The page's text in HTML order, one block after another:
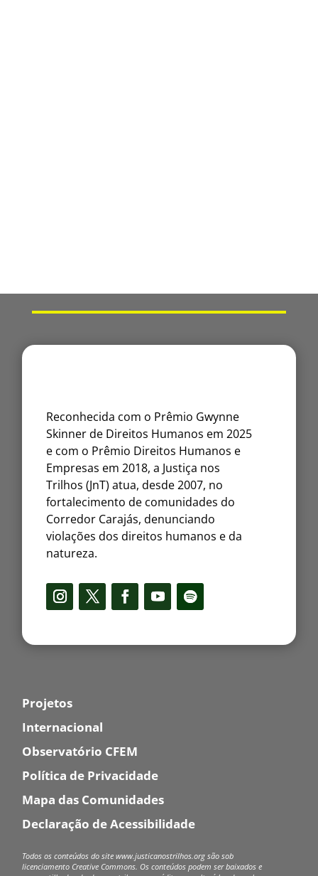
Reconhecida com o Prêmio Gwynne
Skinner de Direitos Humanos em 2025
e com o Prêmio Direitos Humanos e
Empresas em 2018, a Justiça nos
Trilhos (JnT) atua, desde 2007, no
fortalecimento de comunidades do
Corredor Carajás, denunciando
violações dos direitos humanos e da
natureza.
Projetos
Internacional
Observatório CFEM
Política de Privacidade
Mapa das Comunidades
Declaração de Acessibilidade
Todos os conteúdos do site www.justicanostrilhos.org são sob
licenciamento Creative Commons. Os conteúdos podem ser baixados e